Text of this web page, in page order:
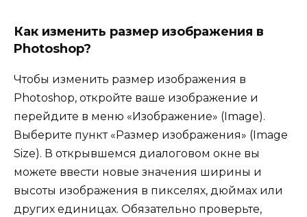
Как изменить размер изображения в
Photoshop?
Чтобы изменить размер изображения в
Photoshop, откройте ваше изображение и
перейдите в меню «Изображение» (Image).
Выберите пункт «Размер изображения» (Image
Size). В открывшемся диалоговом окне вы
можете ввести новые значения ширины и
высоты изображения в пикселях, дюймах или
других единицах. Обязательно проверьте,